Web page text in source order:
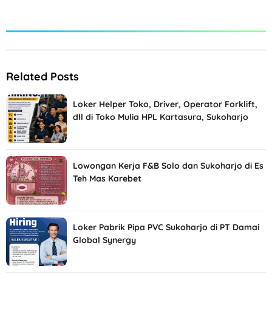
Related Posts
Loker Helper Toko, Driver, Operator Forklift,
dll di Toko Mulia HPL Kartasura, Sukoharjo
Lowongan Kerja F&B Solo dan Sukoharjo di Es
Teh Mas Karebet
Loker Pabrik Pipa PVC Sukoharjo di PT Damai
Global Synergy